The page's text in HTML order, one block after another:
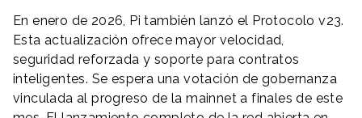
En enero de 2026, Pi también lanzó el Protocolo v23.
Esta actualización ofrece mayor velocidad,
seguridad reforzada y soporte para contratos
inteligentes. Se espera una votación de gobernanza
vinculada al progreso de la mainnet a finales de este